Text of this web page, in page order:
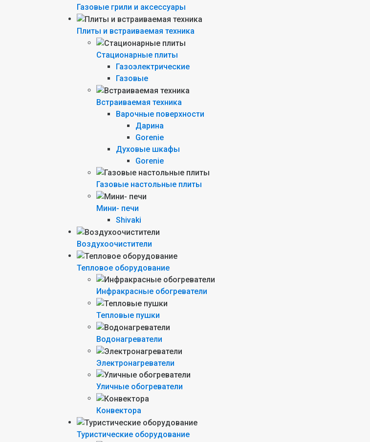
Газовые грили и аксессуары
Плиты и встраиваемая техника
Стационарные плиты
Газоэлектрические
Газовые
Встраиваемая техника
Варочные поверхности
Дарина
Gorenie
Духовые шкафы
Gorenie
Газовые настольные плиты
Мини- печи
Shivaki
Воздухоочистители
Тепловое оборудование
Инфракрасные обогреватели
Тепловые пушки
Водонагреватели
Электронагреватели
Уличные обогреватели
Конвектора
Туристические оборудование